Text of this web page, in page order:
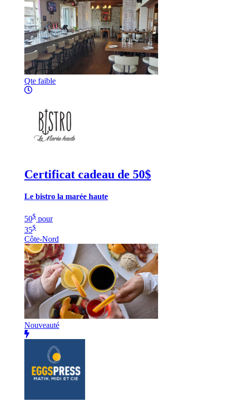
Qte faible
Certificat cadeau de 50$
Le bistro la marée haute
50$ pour
35$
Côte-Nord
Nouveauté